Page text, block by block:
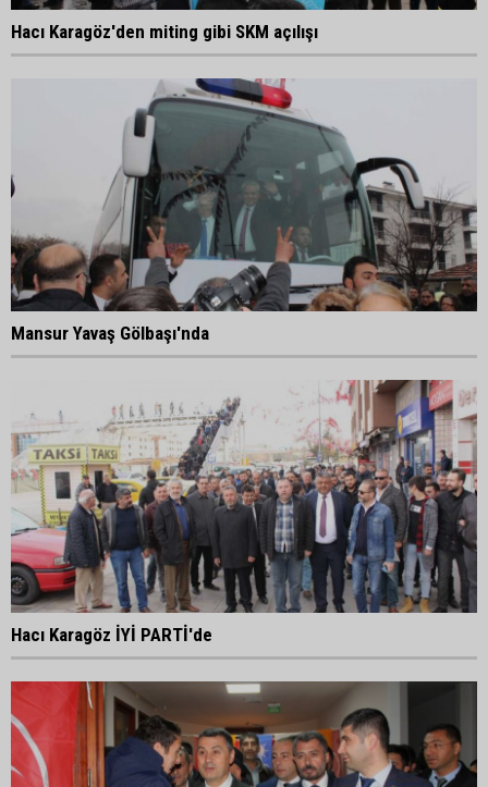
Hacı Karagöz'den miting gibi SKM açılışı
Mansur Yavaş Gölbaşı'nda
Hacı Karagöz İYİ PARTİ'de